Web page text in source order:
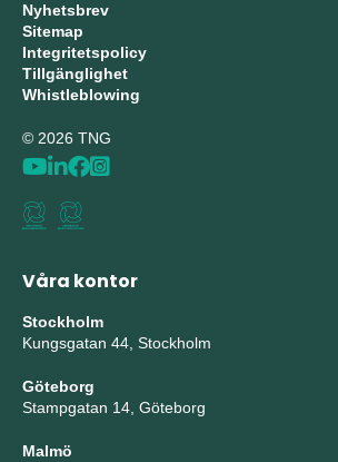
Nyhetsbrev
Sitemap
Integritetspolicy
Tillgänglighet
Whistleblowing
© 2026 TNG
Våra kontor
Stockholm
Kungsgatan 44, Stockholm
Göteborg
Stampgatan 14, Göteborg
Malmö